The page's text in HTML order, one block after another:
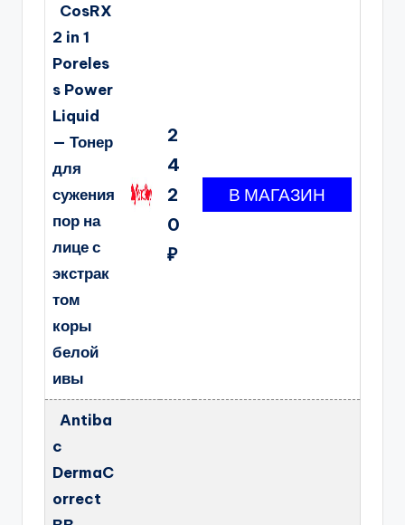
CosRX
2 in 1
Poreles
s Power
Liquid
— Тонер
для
сужения
пор на
лице с
экстрак
том
коры
белой
ивы
2
4
2
0
₽
Antiba
c
DermaC
orrect